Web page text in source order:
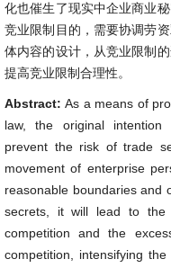
化也催生了现实中企业商业
竞业限制目的，需要协调劳
体内容的设计，从竞业限制
提高竞业限制合理性。
Abstract:As a means of
law, the original intention
prevent the risk of trade
movement of enterprise
reasonable boundaries and
secrets, it will lead to the
competition and the
competition, intensifying